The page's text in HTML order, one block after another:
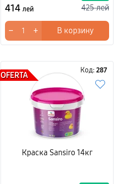
414 лей 425 лей
− + В корзину
OFERTA
Код: 287
Краска Sansiro 14кг